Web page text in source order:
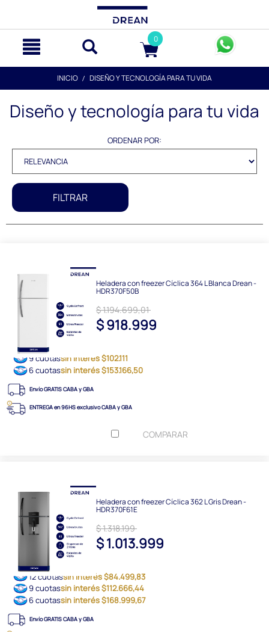
0
INICIO DISEÑO Y TECNOLOGÍA PARA TU VIDA
Diseño y tecnología para tu vida
ORDENAR POR:
FILTRAR
Heladera con freezer Cíclica 364 L Blanca Drean -
HDR370F50B
$ 1.194.699,01
$ 918.999
9 cuotassin interés $102.111
6 cuotassin interés $153.166,50
Envío GRATIS CABA y GBA
ENTREGA en 96HS exclusivo CABA y GBA
COMPARAR
Heladera con freezer Cíclica 362 L Gris Drean -
HDR370F61E
$ 1.318.199
$ 1.013.999
12 cuotassin interés $84.499,83
9 cuotassin interés $112.666,44
6 cuotassin interés $168.999,67
Envío GRATIS CABA y GBA